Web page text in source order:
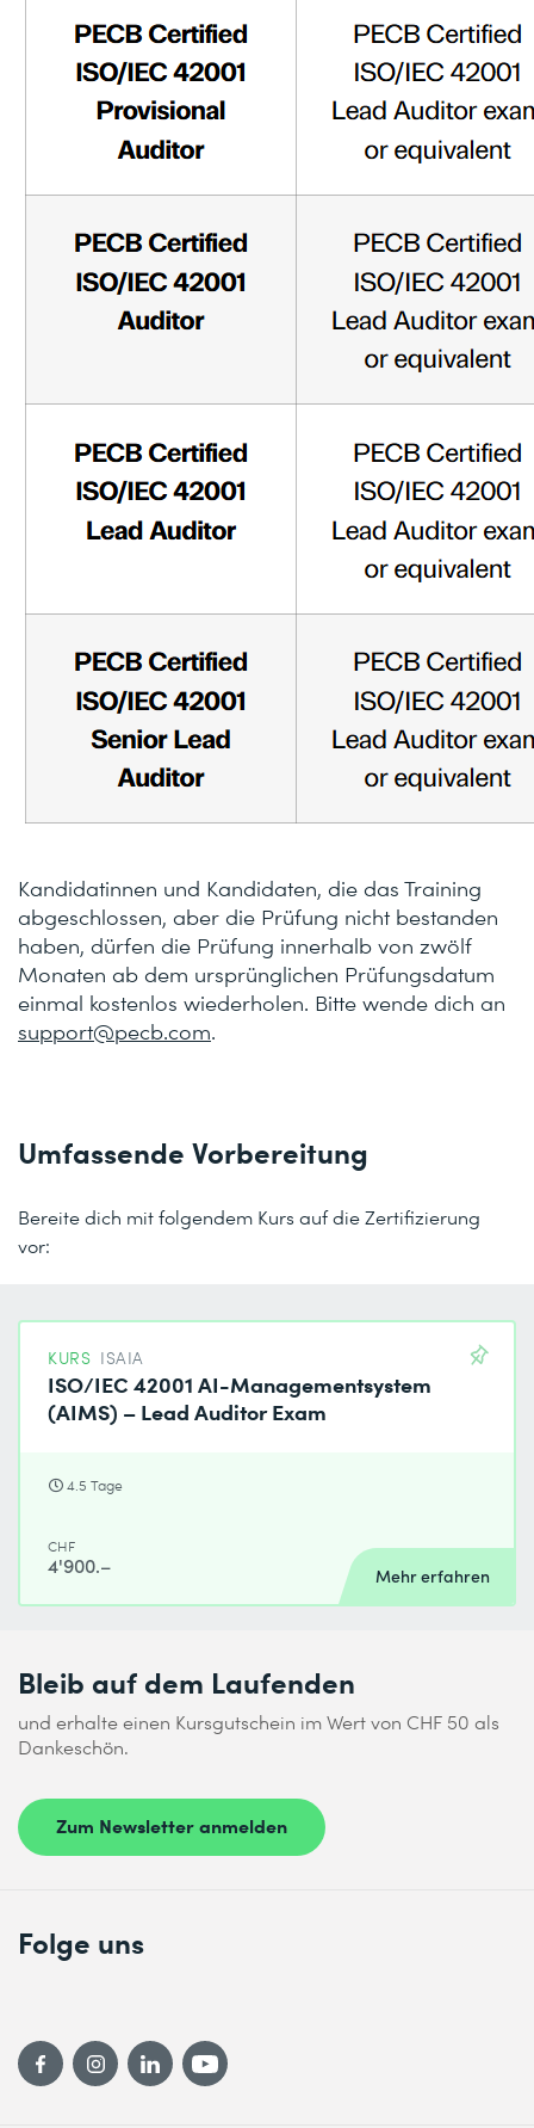
Kandidatinnen und Kandidaten, die das Training
abgeschlossen, aber die Prüfung nicht bestanden
haben, dürfen die Prüfung innerhalb von zwölf
Monaten ab dem ursprünglichen Prüfungsdatum
einmal kostenlos wiederholen. Bitte wende dich an
support@pecb.com.
Umfassende Vorbereitung
Bereite dich mit folgendem Kurs auf die Zertifizierung
vor:
KURS ISAIA
ISO/IEC 42001 AI-Managementsystem
(AIMS) – Lead Auditor Exam
4.5 Tage
CHF
4'900.– Mehr erfahren
Bleib auf dem Laufenden
und erhalte einen Kursgutschein im Wert von CHF 50 als
Dankeschön.
Zum Newsletter anmelden
Folge uns